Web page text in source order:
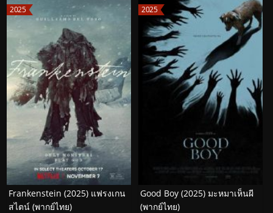
2025
Frankenstein (2025) แฟรงเกน
สไตน์ (พากย์ไทย)
2025
Good Boy (2025) มะหมาเห็นผี
(พากย์ไทย)